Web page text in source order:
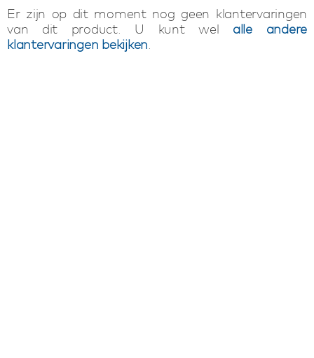
Er zijn op dit moment nog geen klantervaringen
van dit product. U kunt wel alle andere
klantervaringen bekijken.